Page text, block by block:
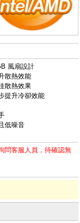
風扇設計
散熱效能
散熱效果
提升冷卻效能
低噪音
問客服人員，待確認無